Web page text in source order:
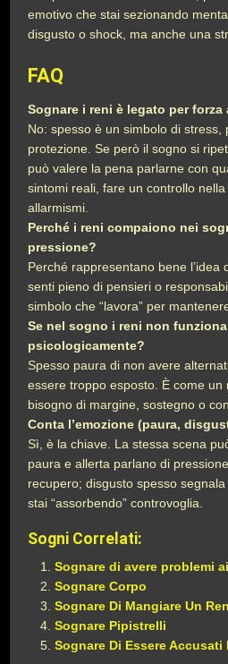
emotivo che stai sezionando
disgusto o shock, ma anche una
FAQ
Sognare i reni è legato per
No: spesso è un simbolo di stress,
protezione. Se però il sogno si
può valere la pena parlarne con
sintomi reali, fare un controllo
allarmismi.
Perché i reni compaiono nei
pressione?
Perché rappresentano bene l’idea
senti pieno di pensieri o
simbolo che “lavora” per
Se nel sogno i reni non
psicologicamente?
Spesso paura di non avere
essere troppo esposto. È come un
bisogno di margine, sostegno o
Conta l’emozione (paura,
Sì, è la chiave. La stessa scena
paura e allerta parlano di
recupero; disgusto spesso
stai “assorbendo” controvoglia.
Sogni Correlati:
Sognare di avere problemi
Sognare Corpo
Sognare Di Mangiare Un
Sognare Pipistrelli
Sognare Di Essere Accusati